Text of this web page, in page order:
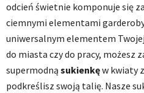
odcień świetnie komponuje się
ciemnymi elementami
uniwersalnym elementem
do miasta czy do pracy, możesz
supermodną sukienkęw kwiaty
podkreślisz swoją talię. Nasze